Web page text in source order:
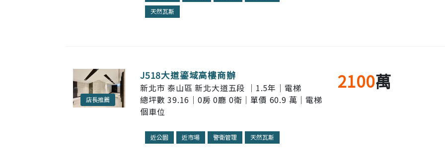
天然瓦斯
店長推薦
J518大道鎏域高樓商辦
新北市 泰山區 新北大道五段 ｜1.5年｜電梯
總坪數 39.16｜0房 0廳 0衛｜單價 60.9 萬｜電梯
個車位
近公園 近市場 警衛管理 天然瓦斯
2100萬